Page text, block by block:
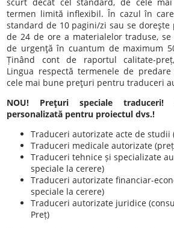
termen limită inflexibil. În cazul în
standard de 10 pagini/zi sau se
de 24 de ore a materialelor traduse,
de urgenţă în cuantum de maximum
Ținând cont de raportul calitate-
Lingua respectă termenele de
cele mai bune preţuri pentru traduceri
NOU! Preţuri speciale
personalizată pentru proiectul dvs.!
Traduceri autorizate acte de
Traduceri medicale autorizate
Traduceri tehnice și specializate
speciale la cerere)
Traduceri autorizate financiar-
speciale la cerere)
Traduceri autorizate juridice
Preț)